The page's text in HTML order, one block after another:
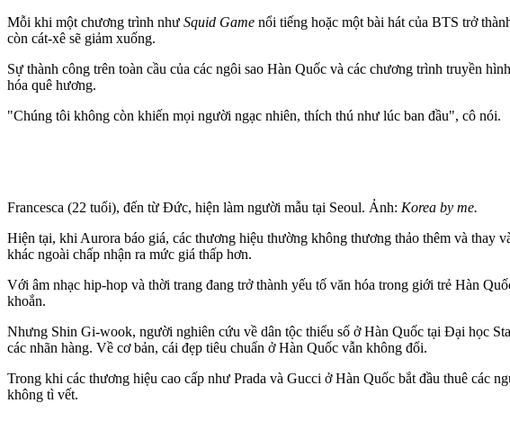
Mỗi khi một chương trình như Squid Game nổi tiếng hoặc một bài hát của BTS trở
còn cát-xê sẽ giảm xuống.
Sự thành công trên toàn cầu của các ngôi sao Hàn Quốc và các chương trình truyền
hóa quê hương.
"Chúng tôi không còn khiến mọi người ngạc nhiên, thích thú như lúc ban đầu", cô nói.
Francesca (22 tuổi), đến từ Đức, hiện làm người mẫu tại Seoul. Ảnh: Korea by me.
Hiện tại, khi Aurora báo giá, các thương hiệu thường không thương thảo thêm và thay
khác ngoài chấp nhận ra mức giá thấp hơn.
Với âm nhạc hip-hop và thời trang đang trở thành yếu tố văn hóa trong giới trẻ Hàn
khoắn.
Nhưng Shin Gi-wook, người nghiên cứu về dân tộc thiểu số ở Hàn Quốc tại Đại học
các nhãn hàng. Về cơ bản, cái đẹp tiêu chuẩn ở Hàn Quốc vẫn không đổi.
Trong khi các thương hiệu cao cấp như Prada và Gucci ở Hàn Quốc bắt đầu thuê các
không tì vết.